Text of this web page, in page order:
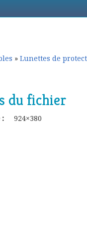
» Lunettes de
du fichier
: 924×380